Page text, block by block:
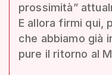
prossimità”
E allora firmi qui,
che abbiamo già
pure il ritorno al